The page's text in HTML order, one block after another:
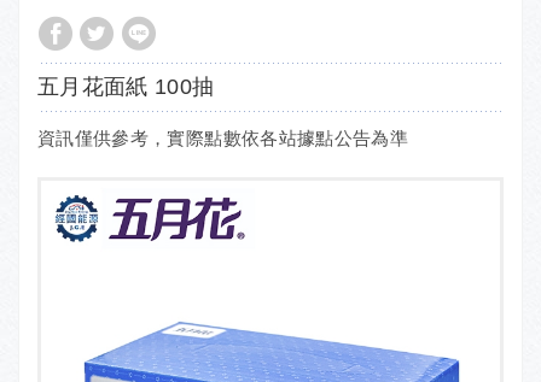
五月花面紙 100抽
資訊僅供參考，實際點數依各站據點公告為準